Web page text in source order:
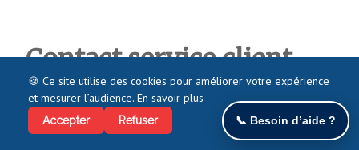
Contact service client
Bolt
Voici quelques situations courantes où vous pourrez
contacter le service client de Bolt :
🍪 Ce site utilise des cookies pour améliorer votre expérience
et mesurer l’audience. En savoir plus
Accepter Refuser 📞 Besoin d’aide ?